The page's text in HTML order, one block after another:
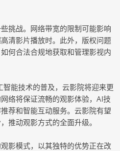
挑战。网络带宽的限制可能影响
清影片播放时。此外，版权问题
何合法合规地获取和管理影视内
能技术的普及，云影院将迎来更
络将保证流畅的观影体验，AI技
荐和智能互动服务。云影院有望
推动观影方式的全面升级。
影模式，以其独特的优势正在改